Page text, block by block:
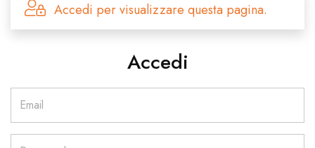
Accedi per visualizzare questa pagina.
Accedi
Email